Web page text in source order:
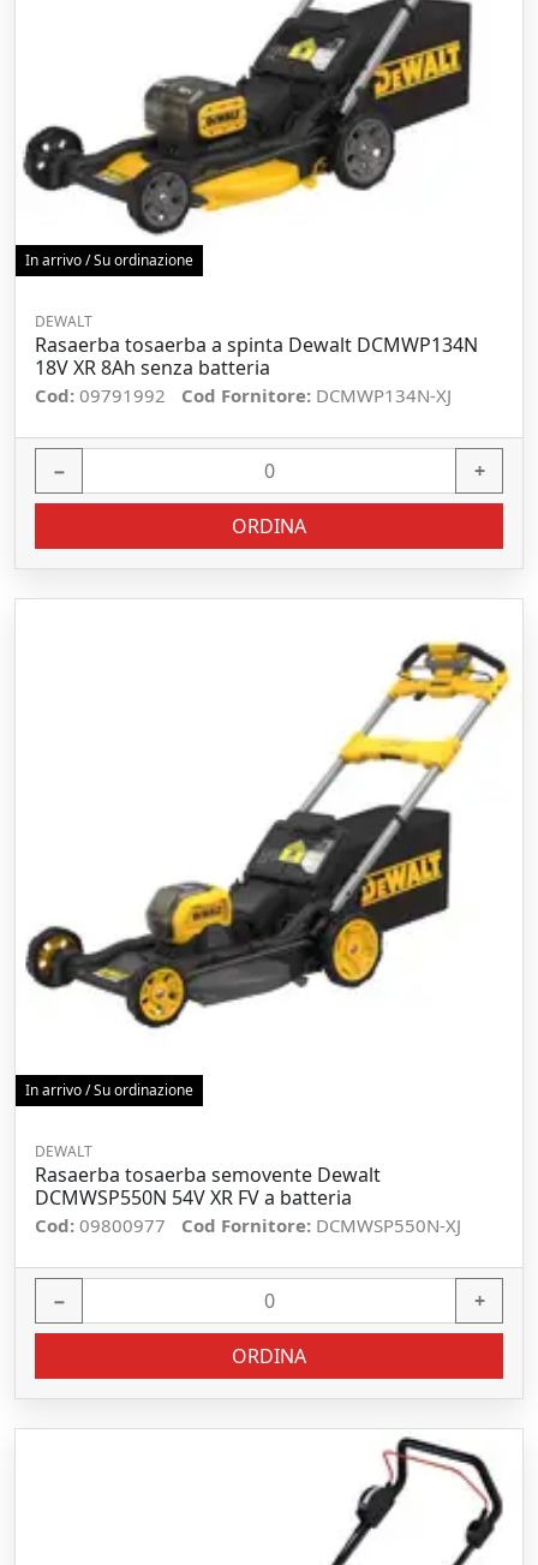
In arrivo / Su ordinazione
DEWALT
Rasaerba tosaerba a spinta Dewalt DCMWP134N
18V XR 8Ah senza batteria
Cod: 09791992 Cod Fornitore: DCMWP134N-XJ
− +
ORDINA
In arrivo / Su ordinazione
DEWALT
Rasaerba tosaerba semovente Dewalt
DCMWSP550N 54V XR FV a batteria
Cod: 09800977 Cod Fornitore: DCMWSP550N-XJ
− +
ORDINA